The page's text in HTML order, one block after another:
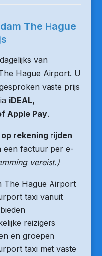
The Hague
van
Hague Airport. U
vaste prijs
iDEAL,
Apple Pay.
op rekening rijden
een factuur per e-
vereist.)
The Hague Airport
taxi vanuit
reizigers
en groepen
taxi met vaste